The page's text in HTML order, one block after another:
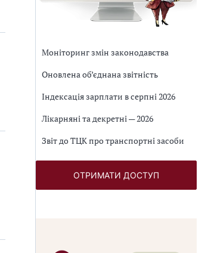
Моніторинг змін законодавства
Оновлена об’єднана звітність
Індексація зарплати в серпні 2026
Лікарняні та декретні — 2026
Звіт до ТЦК про транспортні засоби
ОТРИМАТИ ДОСТУП